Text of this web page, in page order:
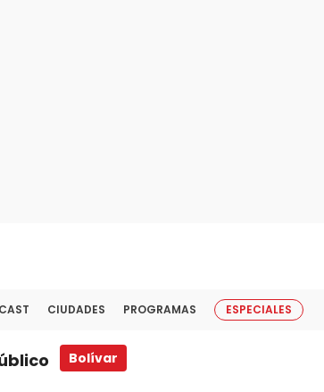
CIUDADES PROGRAMAS ESPECIALES
Bolívar